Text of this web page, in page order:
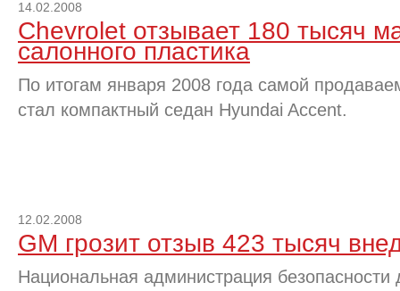
14.02.2008
Chevrolet отзывает 180 тысяч
салонного пластика
По итогам января 2008 года самой
стал компактный седан Hyundai Accent.
12.02.2008
GM грозит отзыв 423 тысяч
Национальная администрация